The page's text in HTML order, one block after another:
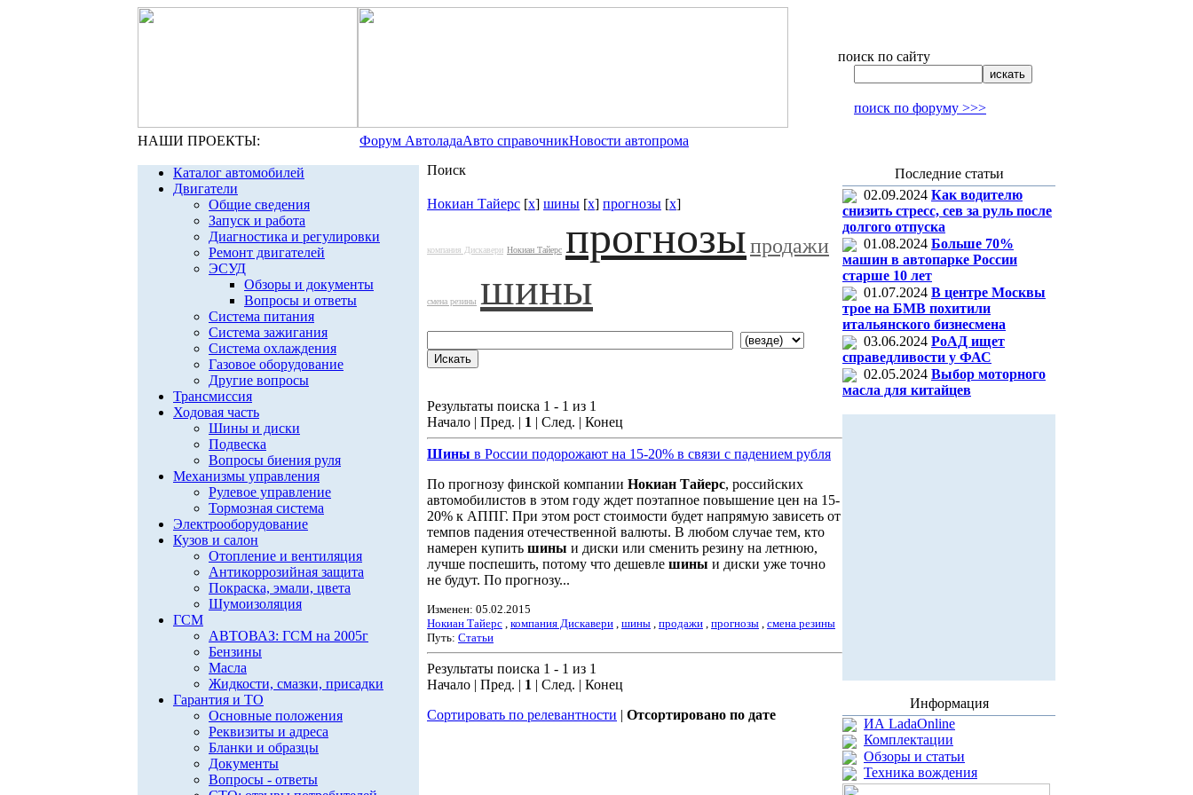
поиск по сайту
поиск по форуму >>>
НАШИ ПРОЕКТЫ: Форум АвтоладаАвто справочникНовости автопрома
Каталог автомобилей
Двигатели
Общие сведения
Запуск и работа
Диагностика и регулировки
Ремонт двигателей
ЭСУД
Обзоры и документы
Вопросы и ответы
Система питания
Система зажигания
Система охлаждения
Газовое оборудование
Другие вопросы
Трансмиссия
Ходовая часть
Шины и диски
Подвеска
Вопросы биения руля
Механизмы управления
Рулевое управление
Тормозная система
Электрооборудование
Кузов и салон
Отопление и вентиляция
Антикоррозийная защита
Покраска, эмали, цвета
Шумоизоляция
ГСМ
АВТОВАЗ: ГСМ на 2005г
Бензины
Масла
Жидкости, смазки, присадки
Гарантия и ТО
Основные положения
Реквизиты и адреса
Бланки и образцы
Документы
Вопросы - ответы
Поиск
Нокиан Тайерс [x] шины [x] прогнозы [x]
компания Дискавери Нокиан Тайерс прогнозыпродажи
смена резины шины
Результаты поиска 1 - 1 из 1
Начало | Пред. | 1 | След. | Конец
Шины в России подорожают на 15-20% в связи с падением рубля
По прогнозу финской компании Нокиан Тайерс, российских
автомобилистов в этом году ждет поэтапное повышение цен на 15-
20% к АППГ. При этом рост стоимости будет напрямую зависеть от
темпов падения отечественной валюты. В любом случае тем, кто
намерен купить шины и диски или сменить резину на летнюю,
лучше поспешить, потому что дешевле шины и диски уже точно
не будут. По прогнозу...
Изменен: 05.02.2015
Нокиан Тайерс , компания Дискавери , шины , продажи , прогнозы , смена резины
Путь: Статьи
Результаты поиска 1 - 1 из 1
Начало | Пред. | 1 | След. | Конец
Сортировать по релевантности | Отсортировано по дате
Последние статьи
02.09.2024 Как водителю
снизить стресс, сев за руль после
долгого отпуска
01.08.2024 Больше 70%
машин в автопарке России
старше 10 лет
01.07.2024 В центре Москвы
трое на БМВ похитили
итальянского бизнесмена
03.06.2024 РоАД ищет
справедливости у ФАС
02.05.2024 Выбор моторного
масла для китайцев
Информация
ИА LadaOnline
Комплектации
Обзоры и статьи
Техника вождения